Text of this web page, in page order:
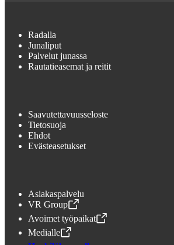
Radalla
Junaliput
Palvelut junassa
Rautatieasemat ja reitit
Saavutettavuusseloste
Tietosuoja
Ehdot
Evästeasetukset
Asiakaspalvelu
VR Group
,Avataan uudessa välilehdessä
Avoimet työpaikat
,Avataan uudessa välilehdessä
Medialle
,Avataan uudessa välilehdessä